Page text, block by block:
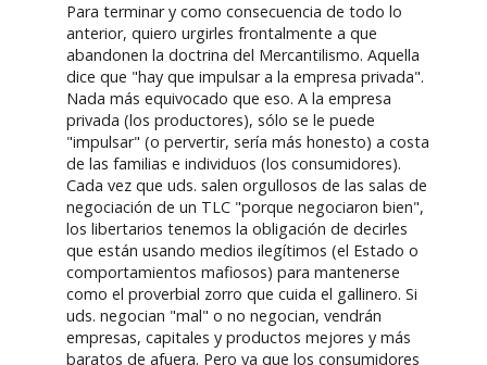
Para terminar y como consecuencia de todo lo
anterior, quiero urgirles frontalmente a que
abandonen la doctrina del Mercantilismo. Aquella
dice que "hay que impulsar a la empresa privada".
Nada más equivocado que eso. A la empresa
privada (los productores), sólo se le puede
"impulsar" (o pervertir, sería más honesto) a costa
de las familias e individuos (los consumidores).
Cada vez que uds. salen orgullosos de las salas de
negociación de un TLC "porque negociaron bien",
los libertarios tenemos la obligación de decirles
que están usando medios ilegítimos (el Estado o
comportamientos mafiosos) para mantenerse
como el proverbial zorro que cuida el gallinero. Si
uds. negocian "mal" o no negocian, vendrán
empresas, capitales y productos mejores y más
baratos de afuera. Pero ya que los consumidores